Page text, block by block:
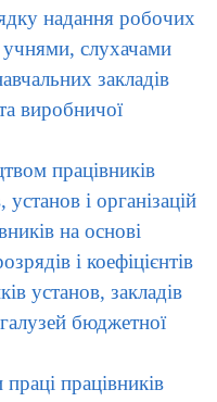
надання робочих
слухачами
закладів
виробничої
працівників
і організацій
на основі
і коефіцієнтів
установ, закладів
бюджетної
працівників